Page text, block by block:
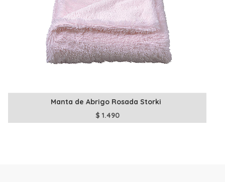
Manta de Abrigo Rosada Storki
$ 1.490